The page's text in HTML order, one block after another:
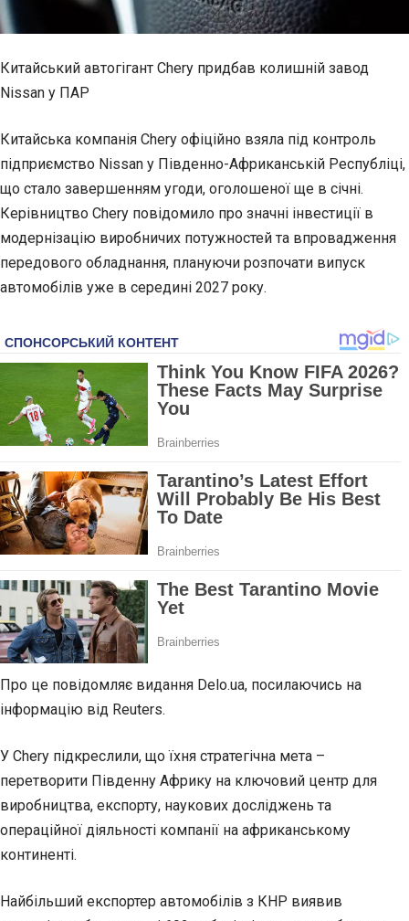
Китайський автогігант Chery придбав колишній завод
Nissan у ПАР
Китайська компанія Chery офіційно взяла під контроль
підприємство Nissan у Південно-Африканській Республіці,
що стало завершенням угоди, оголошеної ще в січні.
Керівництво Chery повідомило про значні інвестиції в
модернізацію виробничих потужностей та впровадження
передового обладнання, плануючи розпочати випуск
автомобілів уже в середині 2027 року.
Про це повідомляє видання Delo.ua, посилаючись на
інформацію від Reuters.
У Chery підкреслили, що їхня стратегічна мета –
перетворити Південну Африку на ключовий центр для
виробництва, експорту, наукових досліджень та
операційної діяльності компанії на африканському
континенті.
Найбільший експортер автомобілів з КНР виявив